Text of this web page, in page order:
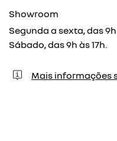
Showroom
Segunda a sexta, das 9h
Sábado, das 9h às 17h.
Mais informações